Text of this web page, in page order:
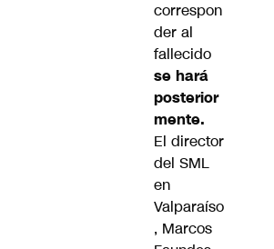
correspon
der al
fallecido
se hará
posterior
mente.
El director
del SML
en
Valparaíso
, Marcos